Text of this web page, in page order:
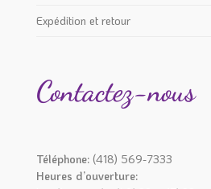
Expédition et retour
Contactez-nous
Téléphone:(418) 569-7333
Heures d’ouverture: